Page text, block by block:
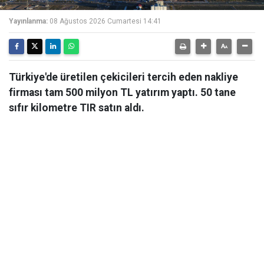
Yayınlanma: 08 Ağustos 2026 Cumartesi 14:41
Türkiye'de üretilen çekicileri tercih eden nakliye
firması tam 500 milyon TL yatırım yaptı. 50 tane
sıfır kilometre TIR satın aldı.